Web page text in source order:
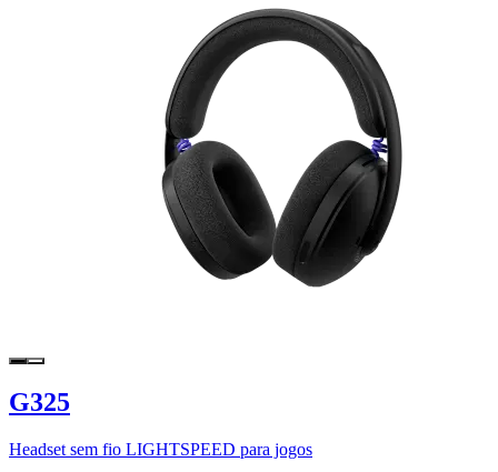
G325
Headset sem fio LIGHTSPEED para jogos